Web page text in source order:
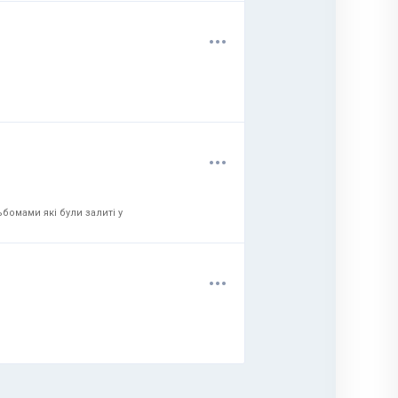
...
...
які були залиті у
...